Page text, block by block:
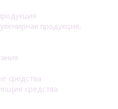
продукция,
средства
средства